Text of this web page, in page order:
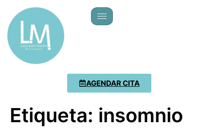
AGENDAR CITA
Etiqueta: insomnio